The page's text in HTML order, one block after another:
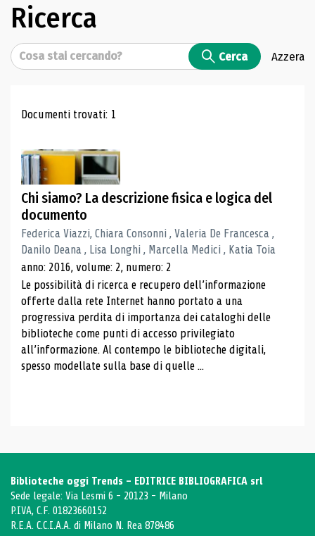
Ricerca
Cerca Cerca Azzera
Risultati di ricerca
Documenti trovati: 1
Chi siamo? La descrizione fisica e logica del
documento
Federica Viazzi, Chiara Consonni , Valeria De Francesca ,
Danilo Deana , Lisa Longhi , Marcella Medici , Katia Toia
anno: 2016, volume: 2, numero: 2
Le possibilità di ricerca e recupero dell’informazione
offerte dalla rete Internet hanno portato a una
progressiva perdita di importanza dei cataloghi delle
biblioteche come punti di accesso privilegiato
all’informazione. Al contempo le biblioteche digitali,
spesso modellate sulla base di quelle ...
Biblioteche oggi Trends - EDITRICE BIBLIOGRAFICA srl
Sede legale: Via Lesmi 6 - 20123 - Milano
P.IVA, C.F. 01823660152
R.E.A. C.C.I.A.A. di Milano N. Rea 878486